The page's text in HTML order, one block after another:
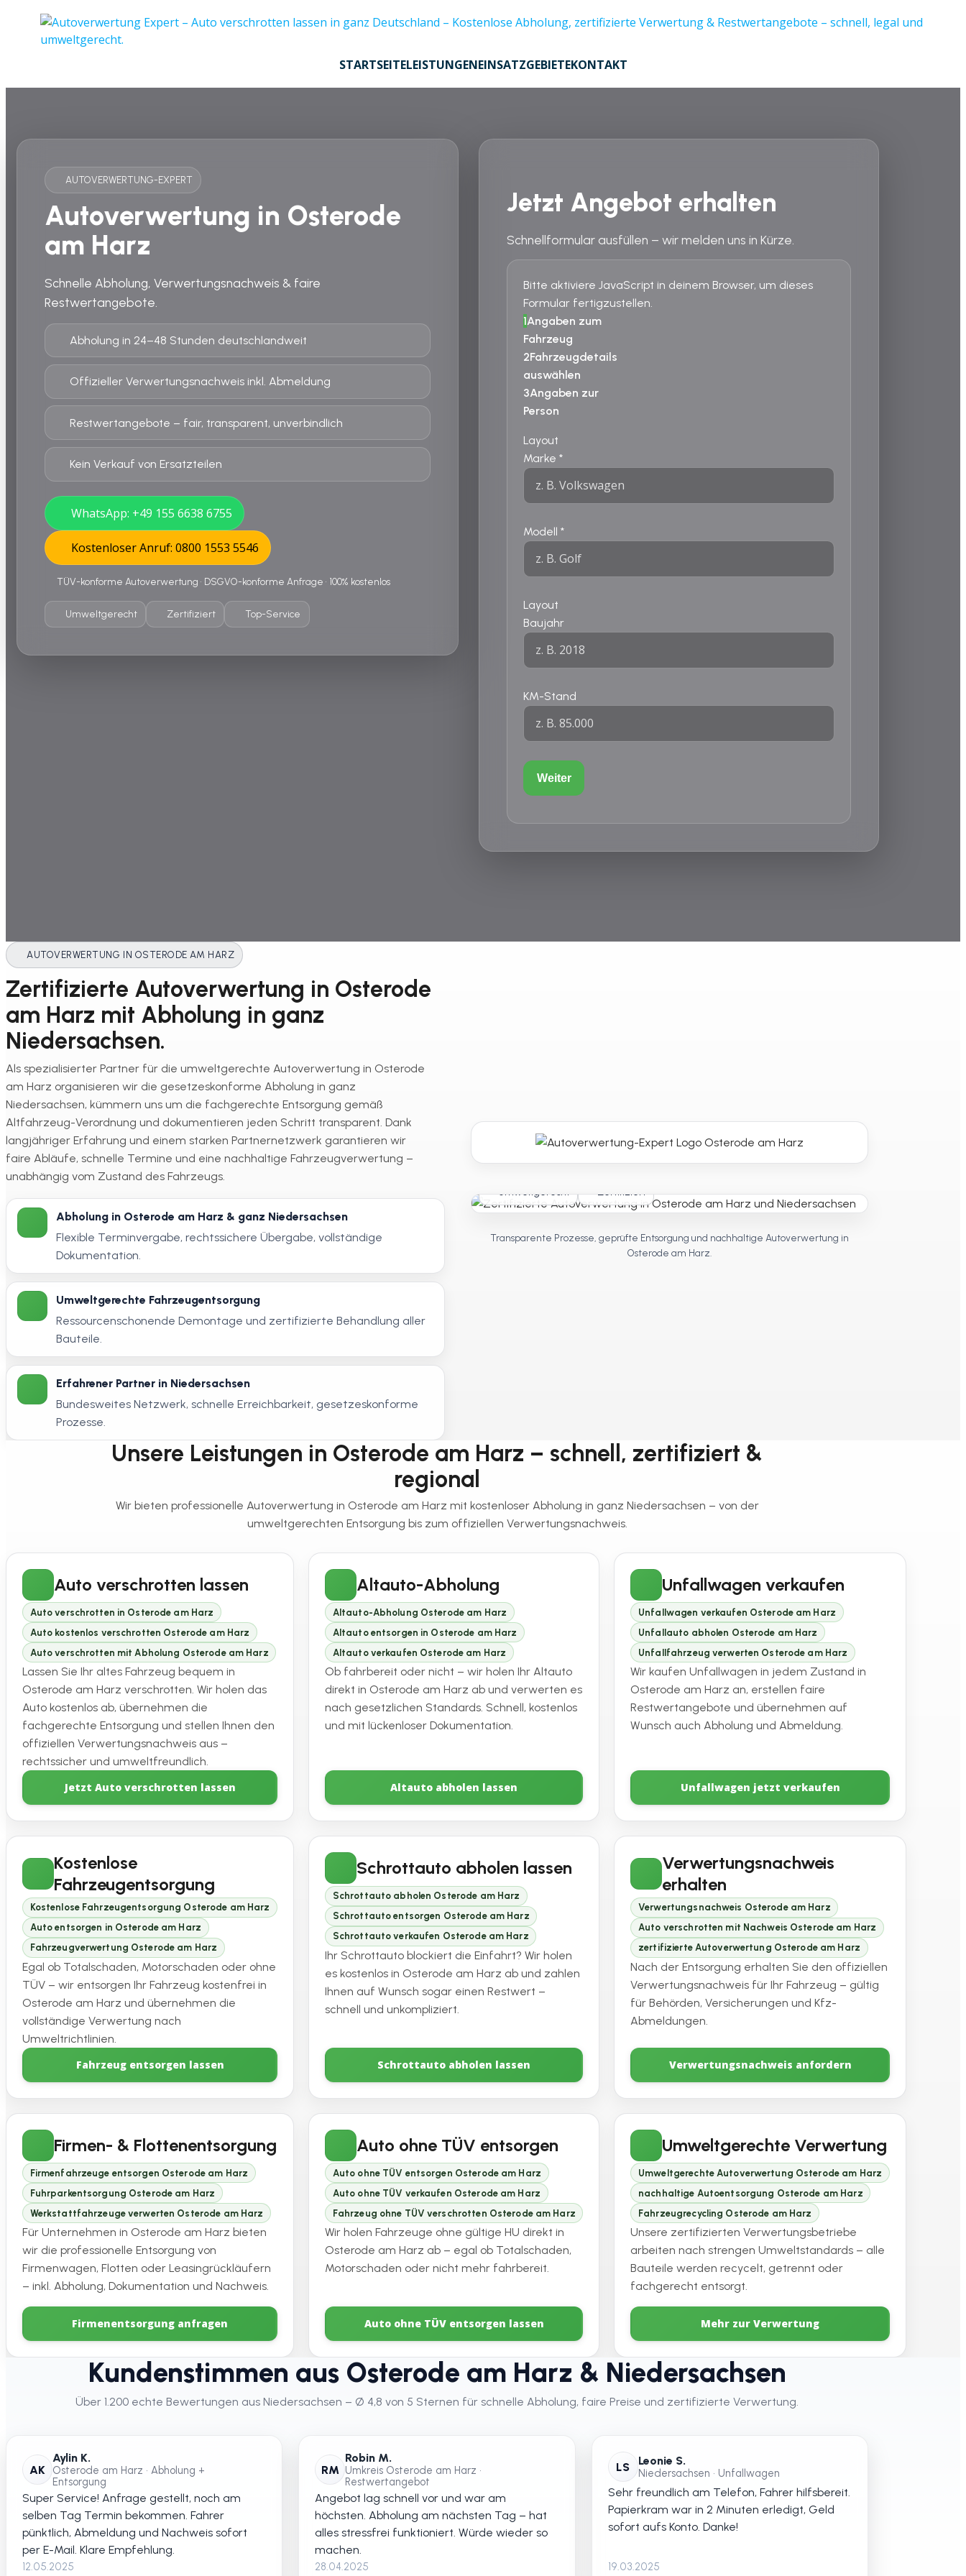
STARTSEITELEISTUNGENEINSATZGEBIETEKONTAKT
AUTOVERWERTUNG-EXPERT
Autoverwertung in Osterode
am Harz
Schnelle Abholung, Verwertungsnachweis & faire
Restwertangebote.
Abholung in 24–48 Stunden deutschlandweit
Offizieller Verwertungsnachweis inkl. Abmeldung
Restwertangebote – fair, transparent, unverbindlich
Kein Verkauf von Ersatzteilen
WhatsApp: +49 155 6638 6755
Kostenloser Anruf: 0800 1553 5546
TÜV-konforme Autoverwertung • DSGVO-konforme Anfrage • 100% kostenlos
Umweltgerecht Zertifiziert Top-Service
Jetzt Angebot erhalten
Schnellformular ausfüllen – wir melden uns in Kürze.
Bitte aktiviere JavaScript in deinem Browser, um dieses
Formular fertigzustellen.
1Angaben zum
Fahrzeug
2Fahrzeugdetails
auswählen
3Angaben zur
Person
Layout
Marke*
Modell*
Layout
Baujahr
KM-Stand
Weiter
AUTOVERWERTUNG IN OSTERODE AM HARZ
Zertifizierte Autoverwertung in Osterode
am Harz mit Abholung in ganz
Niedersachsen.
Als spezialisierter Partner für die umweltgerechte Autoverwertung in Osterode
am Harz organisieren wir die gesetzeskonforme Abholung in ganz
Niedersachsen, kümmern uns um die fachgerechte Entsorgung gemäß
Altfahrzeug-Verordnung und dokumentieren jeden Schritt transparent. Dank
langjähriger Erfahrung und einem starken Partnernetzwerk garantieren wir
faire Abläufe, schnelle Termine und eine nachhaltige Fahrzeugverwertung –
unabhängig vom Zustand des Fahrzeugs.
Abholung in Osterode am Harz & ganz Niedersachsen
Flexible Terminvergabe, rechtssichere Übergabe, vollständige
Dokumentation.
Umweltgerechte Fahrzeugentsorgung
Ressourcenschonende Demontage und zertifizierte Behandlung aller
Bauteile.
Erfahrener Partner in Niedersachsen
Bundesweites Netzwerk, schnelle Erreichbarkeit, gesetzeskonforme
Prozesse.
Transparente Prozesse, geprüfte Entsorgung und nachhaltige Autoverwertung in
Osterode am Harz.
Unsere Leistungen in Osterode am Harz – schnell, zertifiziert &
regional
Wir bieten professionelle Autoverwertung in Osterode am Harz mit kostenloser Abholung in ganz Niedersachsen – von der
umweltgerechten Entsorgung bis zum offiziellen Verwertungsnachweis.
Auto verschrotten lassen
Auto verschrotten in Osterode am Harz
Auto kostenlos verschrotten Osterode am Harz
Auto verschrotten mit Abholung Osterode am Harz
Lassen Sie Ihr altes Fahrzeug bequem in
Osterode am Harz verschrotten. Wir holen das
Auto kostenlos ab, übernehmen die
fachgerechte Entsorgung und stellen Ihnen den
offiziellen Verwertungsnachweis aus –
rechtssicher und umweltfreundlich.
Jetzt Auto verschrotten lassen
Altauto-Abholung
Altauto-Abholung Osterode am Harz
Altauto entsorgen in Osterode am Harz
Altauto verkaufen Osterode am Harz
Ob fahrbereit oder nicht – wir holen Ihr Altauto
direkt in Osterode am Harz ab und verwerten es
nach gesetzlichen Standards. Schnell, kostenlos
und mit lückenloser Dokumentation.
Altauto abholen lassen
Unfallwagen verkaufen
Unfallwagen verkaufen Osterode am Harz
Unfallauto abholen Osterode am Harz
Unfallfahrzeug verwerten Osterode am Harz
Wir kaufen Unfallwagen in jedem Zustand in
Osterode am Harz an, erstellen faire
Restwertangebote und übernehmen auf
Wunsch auch Abholung und Abmeldung.
Unfallwagen jetzt verkaufen
Kostenlose
Fahrzeugentsorgung
Kostenlose Fahrzeugentsorgung Osterode am Harz
Auto entsorgen in Osterode am Harz
Fahrzeugverwertung Osterode am Harz
Egal ob Totalschaden, Motorschaden oder ohne
TÜV – wir entsorgen Ihr Fahrzeug kostenfrei in
Osterode am Harz und übernehmen die
vollständige Verwertung nach
Umweltrichtlinien.
Fahrzeug entsorgen lassen
Schrottauto abholen lassen
Schrottauto abholen Osterode am Harz
Schrottauto entsorgen Osterode am Harz
Schrottauto verkaufen Osterode am Harz
Ihr Schrottauto blockiert die Einfahrt? Wir holen
es kostenlos in Osterode am Harz ab und zahlen
Ihnen auf Wunsch sogar einen Restwert –
schnell und unkompliziert.
Schrottauto abholen lassen
Verwertungsnachweis
erhalten
Verwertungsnachweis Osterode am Harz
Auto verschrotten mit Nachweis Osterode am Harz
zertifizierte Autoverwertung Osterode am Harz
Nach der Entsorgung erhalten Sie den offiziellen
Verwertungsnachweis für Ihr Fahrzeug – gültig
für Behörden, Versicherungen und Kfz-
Abmeldungen.
Verwertungsnachweis anfordern
Firmen- & Flottenentsorgung
Firmenfahrzeuge entsorgen Osterode am Harz
Fuhrparkentsorgung Osterode am Harz
Werkstattfahrzeuge verwerten Osterode am Harz
Für Unternehmen in Osterode am Harz bieten
wir die professionelle Entsorgung von
Firmenwagen, Flotten oder Leasingrückläufern
– inkl. Abholung, Dokumentation und Nachweis.
Firmenentsorgung anfragen
Auto ohne TÜV entsorgen
Auto ohne TÜV entsorgen Osterode am Harz
Auto ohne TÜV verkaufen Osterode am Harz
Fahrzeug ohne TÜV verschrotten Osterode am Harz
Wir holen Fahrzeuge ohne gültige HU direkt in
Osterode am Harz ab – egal ob Totalschaden,
Motorschaden oder nicht mehr fahrbereit.
Auto ohne TÜV entsorgen lassen
Umweltgerechte Verwertung
Umweltgerechte Autoverwertung Osterode am Harz
nachhaltige Autoentsorgung Osterode am Harz
Fahrzeugrecycling Osterode am Harz
Unsere zertifizierten Verwertungsbetriebe
arbeiten nach strengen Umweltstandards – alle
Bauteile werden recycelt, getrennt oder
fachgerecht entsorgt.
Mehr zur Verwertung
Kundenstimmen aus Osterode am Harz & Niedersachsen
Über 1.200 echte Bewertungen aus Niedersachsen – Ø 4,8 von 5 Sternen für schnelle Abholung, faire Preise und zertifizierte Verwertung.
AK
Aylin K.
Osterode am Harz • Abholung +
Entsorgung
Super Service! Anfrage gestellt, noch am
selben Tag Termin bekommen. Fahrer
pünktlich, Abmeldung und Nachweis sofort
per E-Mail. Klare Empfehlung.
12.05.2025
RM
Robin M.
Umkreis Osterode am Harz •
Restwertangebot
Angebot lag schnell vor und war am
höchsten. Abholung am nächsten Tag – hat
alles stressfrei funktioniert. Würde wieder so
machen.
28.04.2025
LS Leonie S.
Niedersachsen • Unfallwagen
Sehr freundlich am Telefon, Fahrer hilfsbereit.
Papierkram war in 2 Minuten erledigt, Geld
sofort aufs Konto. Danke!
19.03.2025